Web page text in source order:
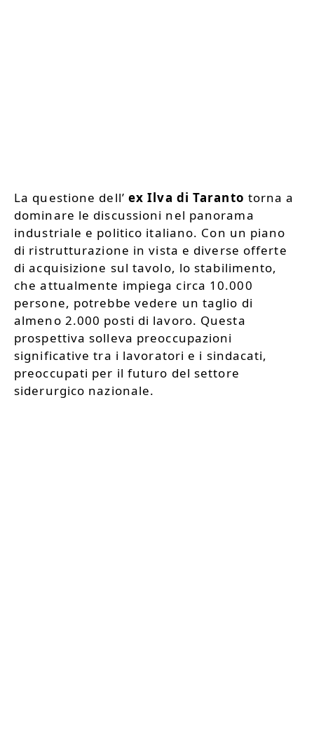
La questione dell’ ex Ilva di Taranto torna a
dominare le discussioni nel panorama
industriale e politico italiano. Con un piano
di ristrutturazione in vista e diverse offerte
di acquisizione sul tavolo, lo stabilimento,
che attualmente impiega circa 10.000
persone, potrebbe vedere un taglio di
almeno 2.000 posti di lavoro. Questa
prospettiva solleva preoccupazioni
significative tra i lavoratori e i sindacati,
preoccupati per il futuro del settore
siderurgico nazionale.